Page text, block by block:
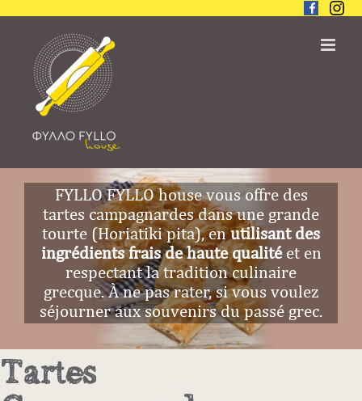
content
FYLLO FYLLO house vous offre des
tartes campagnardes dans une grande
tourte (Horiatiki pita), enutilisant des
ingrédients frais de haute qualitéet en
respectant la tradition culinaire
grecque. À ne pas rater, si vous voulez
séjourner aux souvenirs du passé grec.